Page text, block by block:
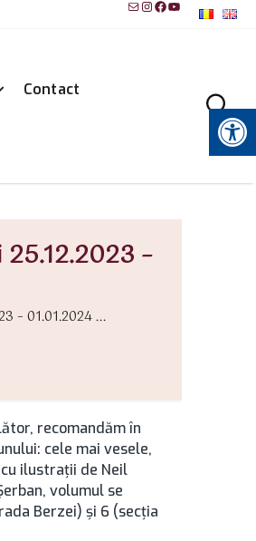
MailInstagram
Facebook
YouTube
Contact
Instrumente pentru accesibilitate
–
– 01.01.2024 ...
recomandăm în
cele mai vesele,
ilustraţii de Neil
volumul se
Berzei) şi 6 (secţia